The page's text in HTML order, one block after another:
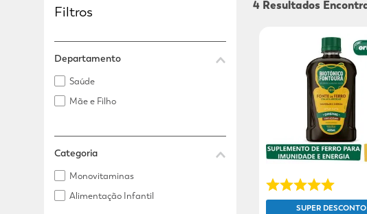
Adicional
Filtros
Departamento
Saúde
Mãe e Filho
Categoria
Monovitaminas
Alimentação Infantil
4
SUPER DESCONTO
9º